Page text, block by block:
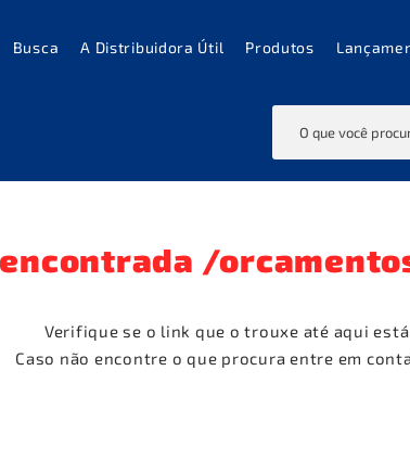
Busca A Distribuidora Útil Produtos
/
Verifique se o link que o trouxe até aqui
Caso não encontre o que procura entre em